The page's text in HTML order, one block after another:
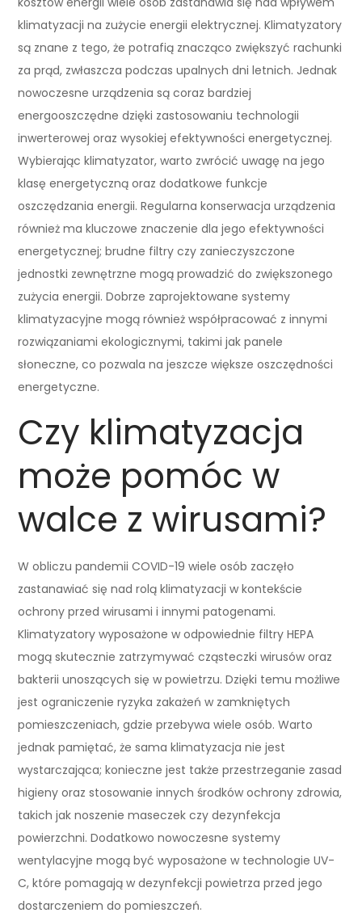
klimatyzacji na zużycie energii elektrycznej. Klimatyzatory
są znane z tego, że potrafią znacząco zwiększyć rachunki
za prąd, zwłaszcza podczas upalnych dni letnich. Jednak
nowoczesne urządzenia są coraz bardziej
energooszczędne dzięki zastosowaniu technologii
inwerterowej oraz wysokiej efektywności energetycznej.
Wybierając klimatyzator, warto zwrócić uwagę na jego
klasę energetyczną oraz dodatkowe funkcje
oszczędzania energii. Regularna konserwacja urządzenia
również ma kluczowe znaczenie dla jego efektywności
energetycznej; brudne filtry czy zanieczyszczone
jednostki zewnętrzne mogą prowadzić do zwiększonego
zużycia energii. Dobrze zaprojektowane systemy
klimatyzacyjne mogą również współpracować z innymi
rozwiązaniami ekologicznymi, takimi jak panele
słoneczne, co pozwala na jeszcze większe oszczędności
energetyczne.
Czy klimatyzacja
może pomóc w
walce z wirusami?
W obliczu pandemii COVID-19 wiele osób zaczęło
zastanawiać się nad rolą klimatyzacji w kontekście
ochrony przed wirusami i innymi patogenami.
Klimatyzatory wyposażone w odpowiednie filtry HEPA
mogą skutecznie zatrzymywać cząsteczki wirusów oraz
bakterii unoszących się w powietrzu. Dzięki temu możliwe
jest ograniczenie ryzyka zakażeń w zamkniętych
pomieszczeniach, gdzie przebywa wiele osób. Warto
jednak pamiętać, że sama klimatyzacja nie jest
wystarczająca; konieczne jest także przestrzeganie zasad
higieny oraz stosowanie innych środków ochrony zdrowia,
takich jak noszenie maseczek czy dezynfekcja
powierzchni. Dodatkowo nowoczesne systemy
wentylacyjne mogą być wyposażone w technologie UV-
C, które pomagają w dezynfekcji powietrza przed jego
dostarczeniem do pomieszczeń.